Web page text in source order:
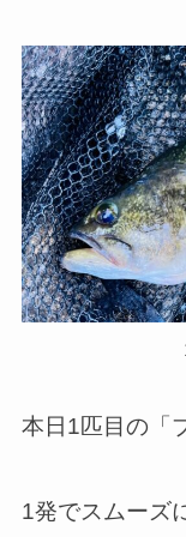
本日1匹目の「
1発でスムーズ